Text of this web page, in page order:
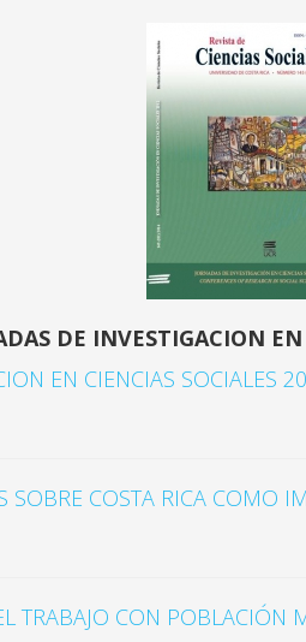
DE INVESTIGACION
EN CIENCIAS SOCIALES
SOBRE COSTA RICA COMO
TRABAJO CON POBLACIÓN